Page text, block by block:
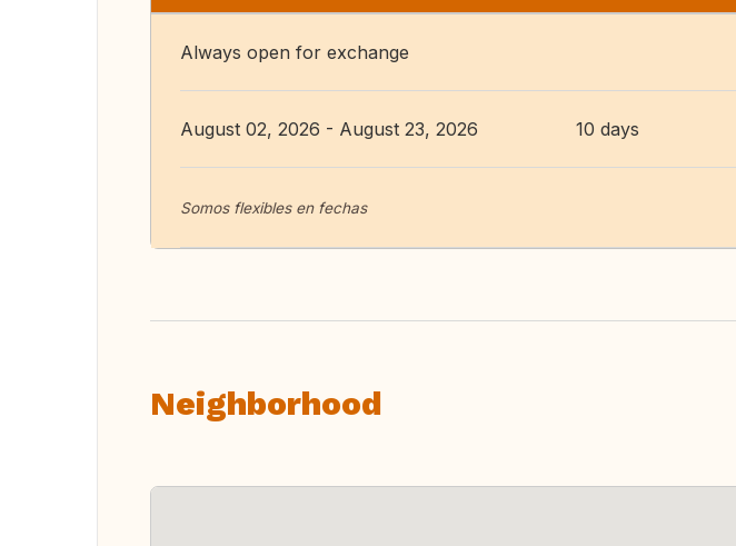
Always open for exchange
August 02, 2026 - August 23, 2026 10 days
Somos flexibles en fechas
Neighborhood